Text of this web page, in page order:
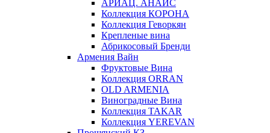
АРИАЦ. АНАИС
Коллекция КОРОНА
Коллекция Геворкян
Крепленые вина
Абрикосовый Бренди
Армения Вайн
Фруктовые Вина
Коллекция ORRAN
OLD ARMENIA
Виноградные Вина
Коллекция TAKAR
Коллекция YEREVAN